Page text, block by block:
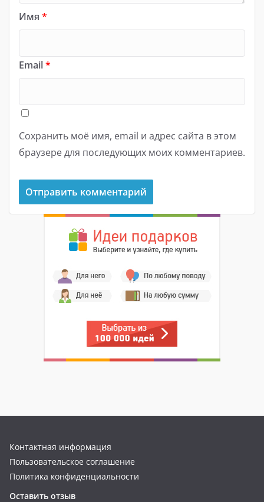
Имя *
Email*
Сохранить моё имя, email и адрес сайта в этом
браузере для последующих моих комментариев.
Контактная информация
Пользовательское соглашение
Политика конфиденциальности
Оставить отзыв